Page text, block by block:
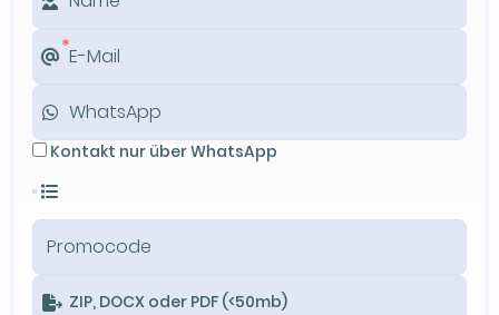
Kontakt nur über WhatsApp
ZIP, DOCX oder PDF (<50mb)